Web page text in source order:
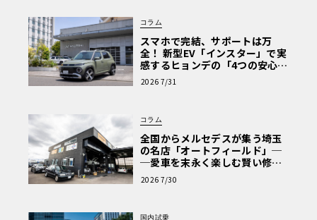
コラム
スマホで完結、サポートは万
全！ 新型EV「インスター」で実
感するヒョンデの「4つの安心」
【第1回・ヒョンデ6つの疑問：
Why? Hyundai?】〈PR〉
2026 7/31
コラム
全国からメルセデスが集う埼玉
の名店「オートフィールド」─
─愛車を末永く楽しむ賢い修理
術と、プロがフックス製オイル
を選ぶ理由〈PR〉
2026 7/30
国内試乗